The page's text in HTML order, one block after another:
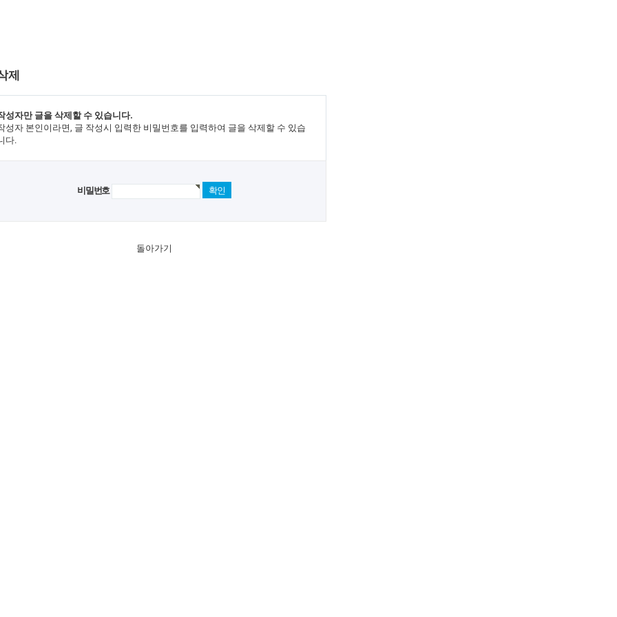
제
성자만 글을 삭제할 수 있습니다.
성자 본인이라면, 글 작성시 입력한 비밀번호를 입력하여 글을 삭제할 수 있습
다.
비밀번호
돌아가기